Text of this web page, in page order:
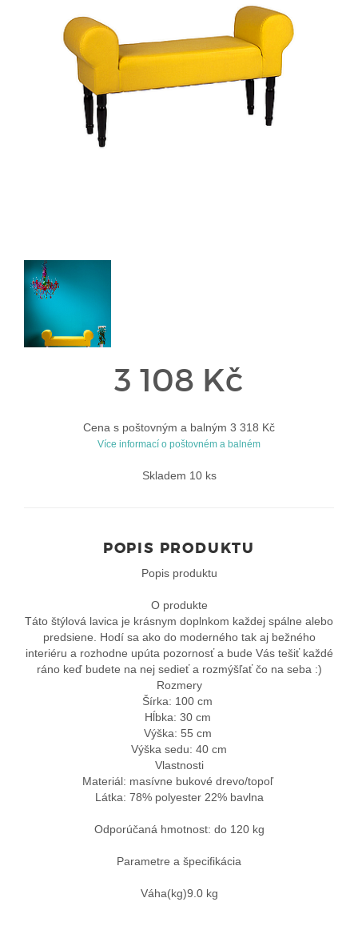
3 108 Kč
Cena s poštovným a balným 3 318 Kč
Více informací o poštovném a balném
Skladem 10 ks
POPIS PRODUKTU
Popis produktu
O produkte
Táto štýlová lavica je krásnym doplnkom každej spálne alebo
predsiene. Hodí sa ako do moderného tak aj bežného
interiéru a rozhodne upúta pozornosť a bude Vás tešiť každé
ráno keď budete na nej sedieť a rozmýšľať čo na seba :)
Rozmery
Šírka: 100 cm
Hĺbka: 30 cm
Výška: 55 cm
Výška sedu: 40 cm
Vlastnosti
Materiál: masívne bukové drevo/topoľ
Látka: 78% polyester 22% bavlna
Odporúčaná hmotnost: do 120 kg
Parametre a špecifikácia
Váha(kg)9.0 kg